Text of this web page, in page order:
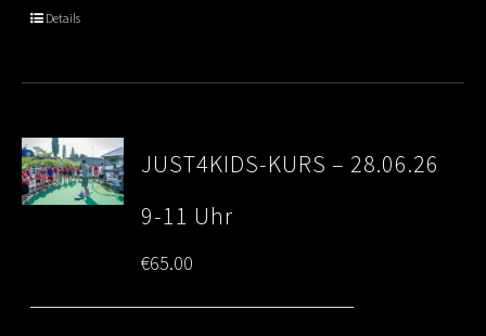
Details
JUST4KIDS-KURS – 28.06.26
9-11 Uhr
€65.00